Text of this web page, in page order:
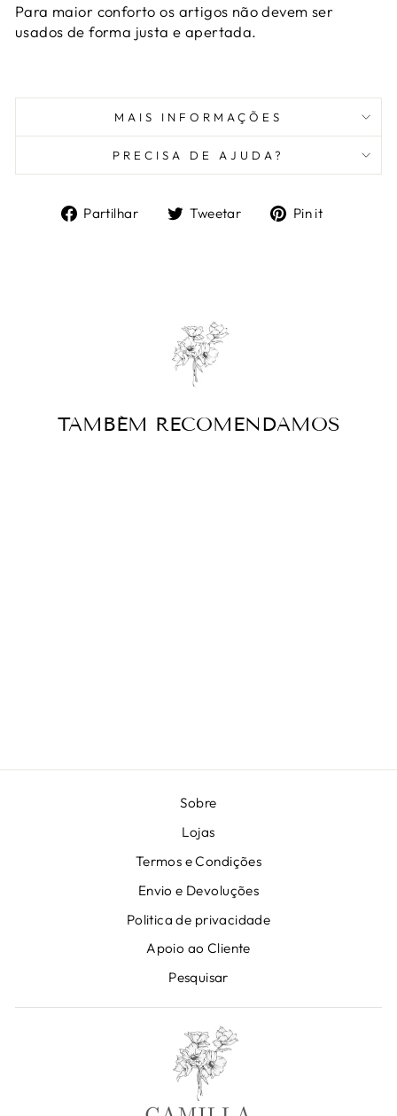
Para maior conforto os artigos não devem ser
usados de forma justa e apertada.
MAIS INFORMAÇÕES
PRECISA DE AJUDA?
Partilhar
PartilheTweetar
Tuíte Pin it
TAMBÉM RECOMENDAMOS
Sobre
Lojas
Termos e Condições
Envio e Devoluções
Politica de privacidade
Apoio ao Cliente
Pesquisar